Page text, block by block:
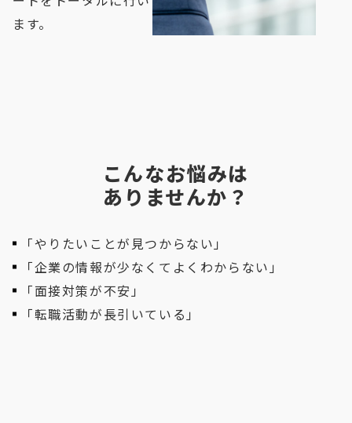
ます。
こんなお悩みは
ありませんか？
「やりたいことが見つからない」
「企業の情報が少なくてよくわからない」
「面接対策が不安」
「転職活動が長引いている」